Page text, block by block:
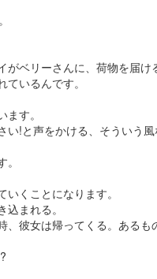
ベリーさんに、荷物を届け
いるんです。
す。
!と声をかける、そういう風
くことになります。
まれる。
彼女は帰ってくる。あるも